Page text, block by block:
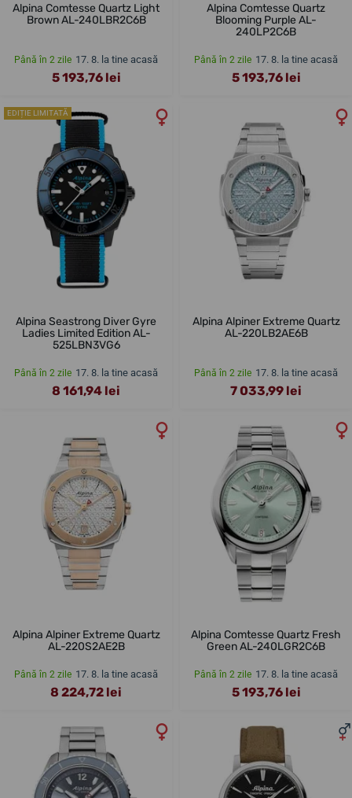
Alpina Comtesse Quartz Light
Brown AL-240LBR2C6B
Până în 2 zile 17. 8. la tine acasă
5 193,76 lei
Alpina Comtesse Quartz
Blooming Purple AL-
240LP2C6B
Până în 2 zile 17. 8. la tine acasă
5 193,76 lei
EDIȚIE LIMITATĂ
Alpina Seastrong Diver Gyre
Ladies Limited Edition AL-
525LBN3VG6
Până în 2 zile 17. 8. la tine acasă
8 161,94 lei
Alpina Alpiner Extreme Quartz
AL-220LB2AE6B
Până în 2 zile 17. 8. la tine acasă
7 033,99 lei
Alpina Alpiner Extreme Quartz
AL-220S2AE2B
Până în 2 zile 17. 8. la tine acasă
8 224,72 lei
Alpina Comtesse Quartz Fresh
Green AL-240LGR2C6B
Până în 2 zile 17. 8. la tine acasă
5 193,76 lei